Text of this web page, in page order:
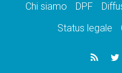
Chi siamo DPF
Status legale